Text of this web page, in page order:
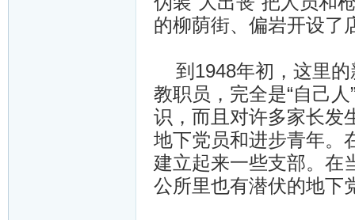
的柳荫街、偏岩开设了
到1948年初，这里的
教职员，完全是“自己
识，而且对许多家长发
地下党员和进步青年。
建立起来一些支部。在
公所里也有潜伏的地下